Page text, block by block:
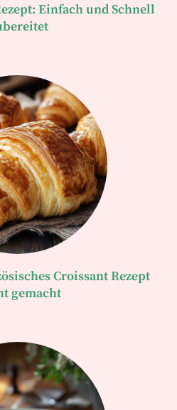
Einfach und Schnell
Croissant Rezept
gemacht